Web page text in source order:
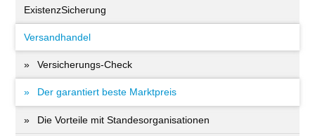
ExistenzSicherung
Versandhandel
Versicherungs-Check
Der garantiert beste Marktpreis
Die Vorteile mit Standesorganisationen